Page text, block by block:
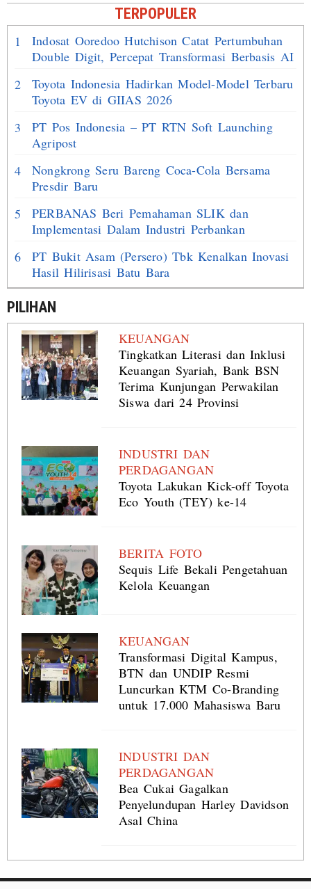
TERPOPULER
1
Indosat Ooredoo Hutchison Catat Pertumbuhan
Double Digit, Percepat Transformasi Berbasis AI
2
Toyota Indonesia Hadirkan Model-Model Terbaru
Toyota EV di GIIAS 2026
3
PT Pos Indonesia – PT RTN Soft Launching
Agripost
4
Nongkrong Seru Bareng Coca-Cola Bersama
Presdir Baru
5
PERBANAS Beri Pemahaman SLIK dan
Implementasi Dalam Industri Perbankan
6
PT Bukit Asam (Persero) Tbk Kenalkan Inovasi
Hasil Hilirisasi Batu Bara
PILIHAN
KEUANGAN
Tingkatkan Literasi dan Inklusi
Keuangan Syariah, Bank BSN
Terima Kunjungan Perwakilan
Siswa dari 24 Provinsi
INDUSTRI DAN
PERDAGANGAN
Toyota Lakukan Kick-off Toyota
Eco Youth (TEY) ke-14
BERITA FOTO
Sequis Life Bekali Pengetahuan
Kelola Keuangan
KEUANGAN
Transformasi Digital Kampus,
BTN dan UNDIP Resmi
Luncurkan KTM Co-Branding
untuk 17.000 Mahasiswa Baru
INDUSTRI DAN
PERDAGANGAN
Bea Cukai Gagalkan
Penyelundupan Harley Davidson
Asal China